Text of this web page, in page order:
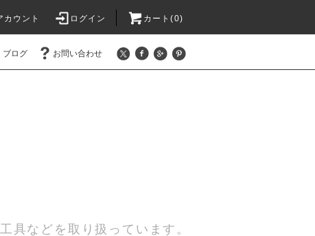
カウント ログイン カート(0)
ブログ お問い合わせ
具などを取り扱っています。